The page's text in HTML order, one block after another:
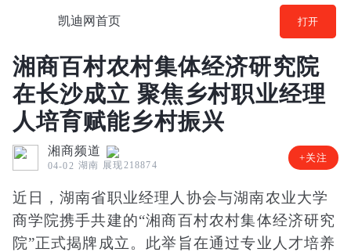
凯迪网首页 打开
湘商百村农村集体经济研究院
在长沙成立 聚焦乡村职业经理
人培育赋能乡村振兴
湘商频道
04-02 湖南 展现218874
+关注
近日，湖南省职业经理人协会与湖南农业大学
商学院携手共建的“湘商百村农村集体经济研究
院”正式揭牌成立。此举旨在通过专业人才培养